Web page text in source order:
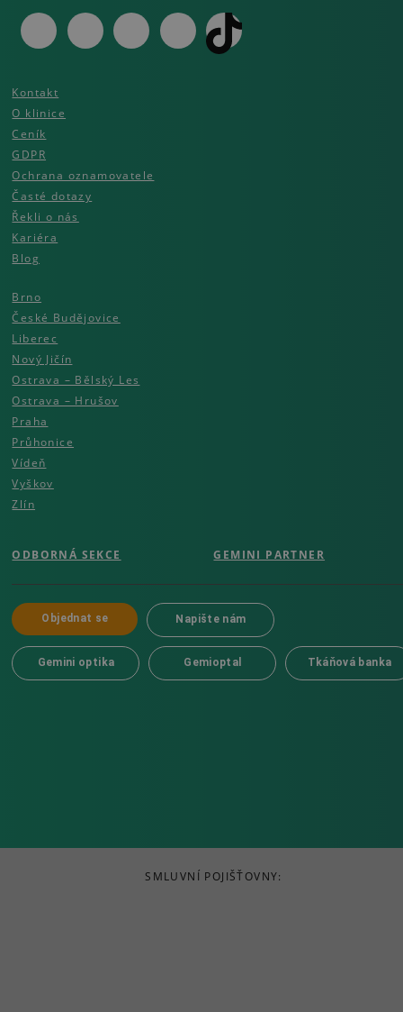
Kontakt
O klinice
Ceník
GDPR
Ochrana oznamovatele
Časté dotazy
Řekli o nás
Kariéra
Blog
Brno
České Budějovice
Liberec
Nový Jičín
Ostrava – Bělský Les
Ostrava – Hrušov
Praha
Průhonice
Vídeň
Vyškov
Zlín
ODBORNÁ SEKCE GEMINI PARTNER
Objednat se Napište nám
Gemini optika Gemioptal Tkáňová banka
SMLUVNÍ POJIŠŤOVNY: